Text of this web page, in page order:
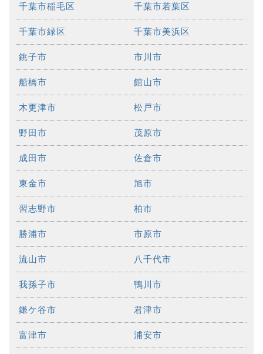
千葉市稲毛区 千葉市若葉区
千葉市緑区 千葉市美浜区
銚子市 市川市
船橋市 館山市
木更津市 松戸市
野田市 茂原市
成田市 佐倉市
東金市 旭市
習志野市 柏市
勝浦市 市原市
流山市 八千代市
我孫子市 鴨川市
鎌ケ谷市 君津市
富津市 浦安市